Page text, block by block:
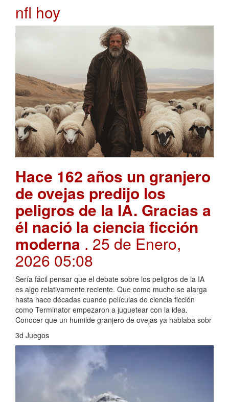
nfl hoy
Hace 162 años un granjero
de ovejas predijo los
peligros de la IA. Gracias a
él nació la ciencia ficción
moderna . 25 de Enero,
2026 05:08
Sería fácil pensar que el debate sobre los peligros de la IA
es algo relativamente reciente. Que como mucho se alarga
hasta hace décadas cuando películas de ciencia ficción
como Terminator empezaron a juguetear con la idea.
Conocer que un humilde granjero de ovejas ya hablaba sobr
3d Juegos